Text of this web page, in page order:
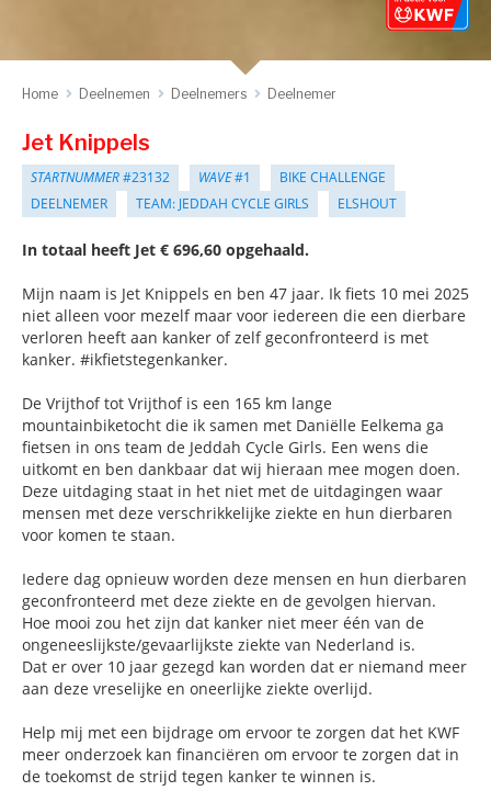
Home Deelnemen Deelnemers Deelnemer
Jet Knippels
STARTNUMMER#23132 WAVE#1
BIKE CHALLENGE
DEELNEMER
TEAM: JEDDAH CYCLE GIRLS ELSHOUT
In totaal heeft Jet € 696,60 opgehaald.
Mijn naam is Jet Knippels en ben 47 jaar. Ik fiets 10 mei 2025
niet alleen voor mezelf maar voor iedereen die een dierbare
verloren heeft aan kanker of zelf geconfronteerd is met
kanker. #ikfietstegenkanker.
De Vrijthof tot Vrijthof is een 165 km lange
mountainbiketocht die ik samen met Daniëlle Eelkema ga
fietsen in ons team de Jeddah Cycle Girls. Een wens die
uitkomt en ben dankbaar dat wij hieraan mee mogen doen.
Deze uitdaging staat in het niet met de uitdagingen waar
mensen met deze verschrikkelijke ziekte en hun dierbaren
voor komen te staan.
Iedere dag opnieuw worden deze mensen en hun dierbaren
geconfronteerd met deze ziekte en de gevolgen hiervan.
Hoe mooi zou het zijn dat kanker niet meer één van de
ongeneeslijkste/gevaarlijkste ziekte van Nederland is.
Dat er over 10 jaar gezegd kan worden dat er niemand meer
aan deze vreselijke en oneerlijke ziekte overlijd.
Help mij met een bijdrage om ervoor te zorgen dat het KWF
meer onderzoek kan financiëren om ervoor te zorgen dat in
de toekomst de strijd tegen kanker te winnen is.